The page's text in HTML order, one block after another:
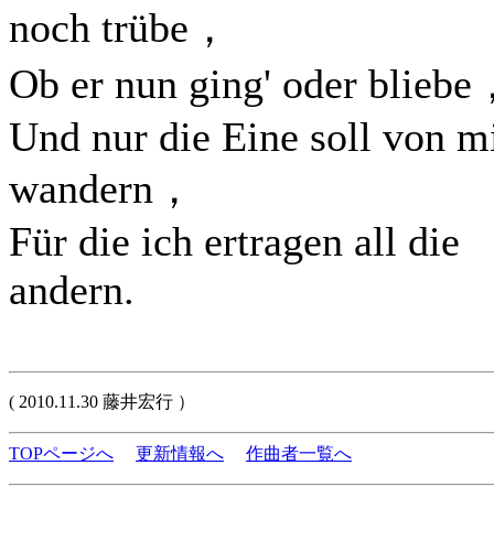
noch trübe，
Ob er nun ging' oder bliebe
Und nur die Eine soll von
wandern，
Für die ich ertragen all die
andern.
( 2010.11.30 藤井宏行 ）
TOPページへ 更新情報へ 作曲者一覧へ